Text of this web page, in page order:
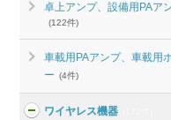
卓上アンプ、設備用PAア
(122件)
車載用PAアンプ、車載用
ー (4件)
ワイヤレス機器